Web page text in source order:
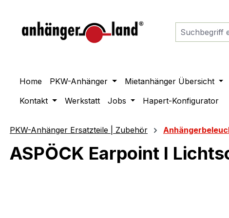
Home PKW-Anhänger Mietanhänger Übersicht
Kontakt
Werkstatt Jobs Hapert-Konfigurator
PKW-Anhänger Ersatzteile | Zubehör
ASPÖCK Earpoint I